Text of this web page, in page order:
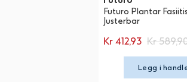
Futuro Plantar
Justerbar
Kr 412,93 Kr
Legg i